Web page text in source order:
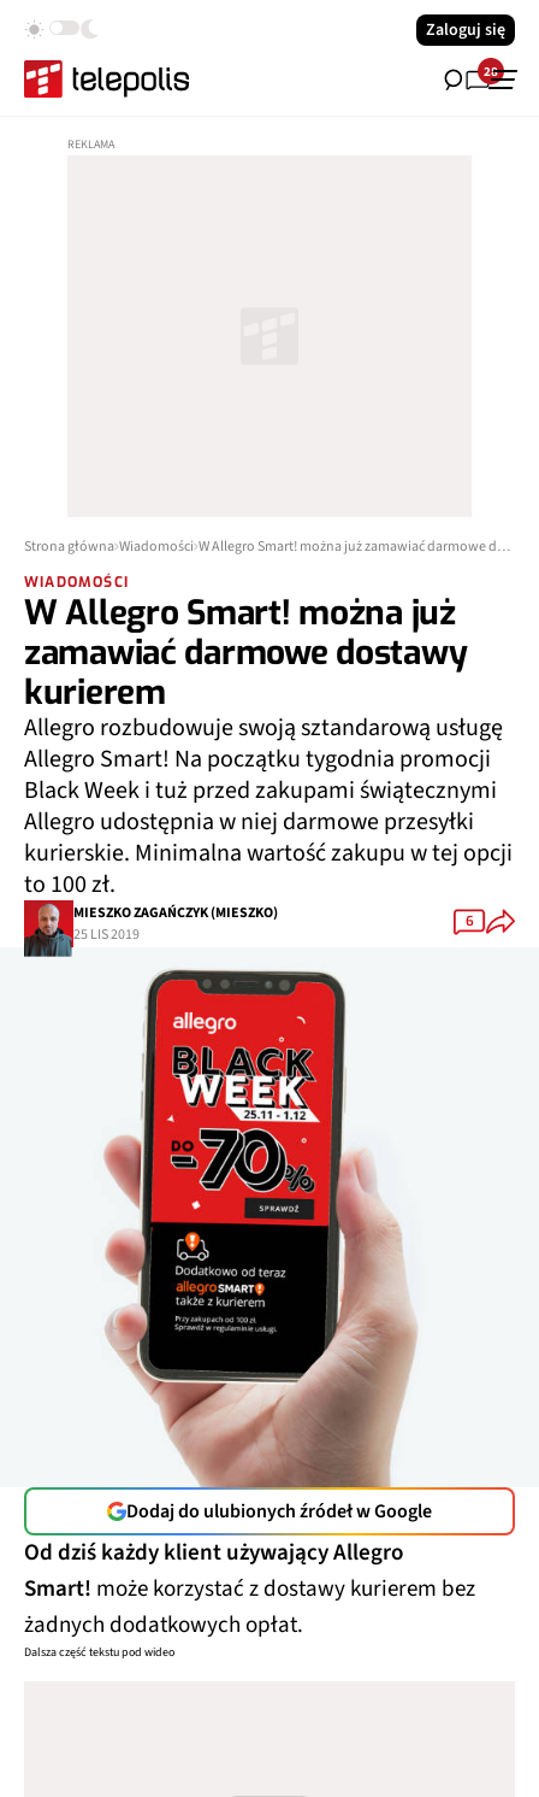
Zaloguj się
28
Strona główna Wiadomości W Allegro Smart! można już zamawiać darmowe dostawy kurierem
WIADOMOŚCI
W Allegro Smart! można już
zamawiać darmowe dostawy
kurierem
Allegro rozbudowuje swoją sztandarową usługę
Allegro Smart! Na początku tygodnia promocji
Black Week i tuż przed zakupami świątecznymi
Allegro udostępnia w niej darmowe przesyłki
kurierskie. Minimalna wartość zakupu w tej opcji
to 100 zł.
MIESZKO ZAGAŃCZYK (MIESZKO)
25 LIS 2019
6
Dodaj do ulubionych źródeł w Google
Od dziś każdy klient używający Allegro
Smart! może korzystać z dostawy kurierem bez
żadnych dodatkowych opłat.
Dalsza część tekstu pod wideo